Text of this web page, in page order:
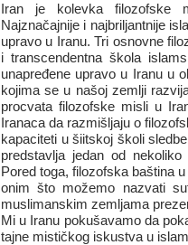
Iran je kolevka filozofske
Najznačajnije i najbriljantnije
upravo u Iranu. Tri osnovne
i transcendentna škola
unapređene upravo u Iranu u
kojima se u našoj zemlji
procvata filozofske misli u
Iranaca da razmišljaju o
kapaciteti u šiitskoj školi
predstavlja jedan od
Pored toga, filozofska baština
onim što možemo nazvati
muslimanskim zemljama
Mi u Iranu pokušavamo da
tajne mističkog iskustva u